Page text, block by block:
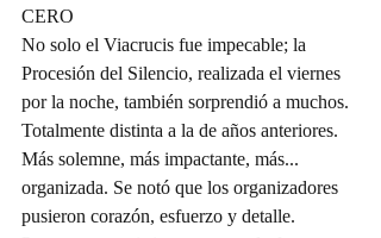
CERO
No solo el Viacrucis fue impecable; la
Procesión del Silencio, realizada el viernes
por la noche, también sorprendió a muchos.
Totalmente distinta a la de años anteriores.
Más solemne, más impactante, más...
organizada. Se notó que los organizadores
pusieron corazón, esfuerzo y detalle.